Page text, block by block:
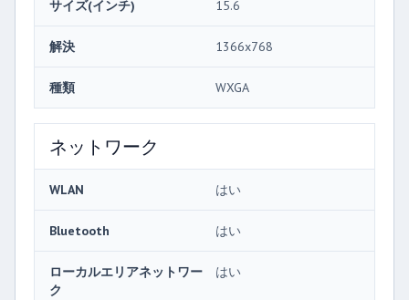
サイズ(インチ) 15.6
解決 1366x768
種類 WXGA
ネットワーク
WLAN はい
Bluetooth はい
ローカルエリアネットワー
ク
はい